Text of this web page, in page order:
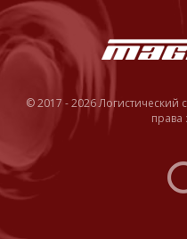
© 2017 - 2026 Логистический